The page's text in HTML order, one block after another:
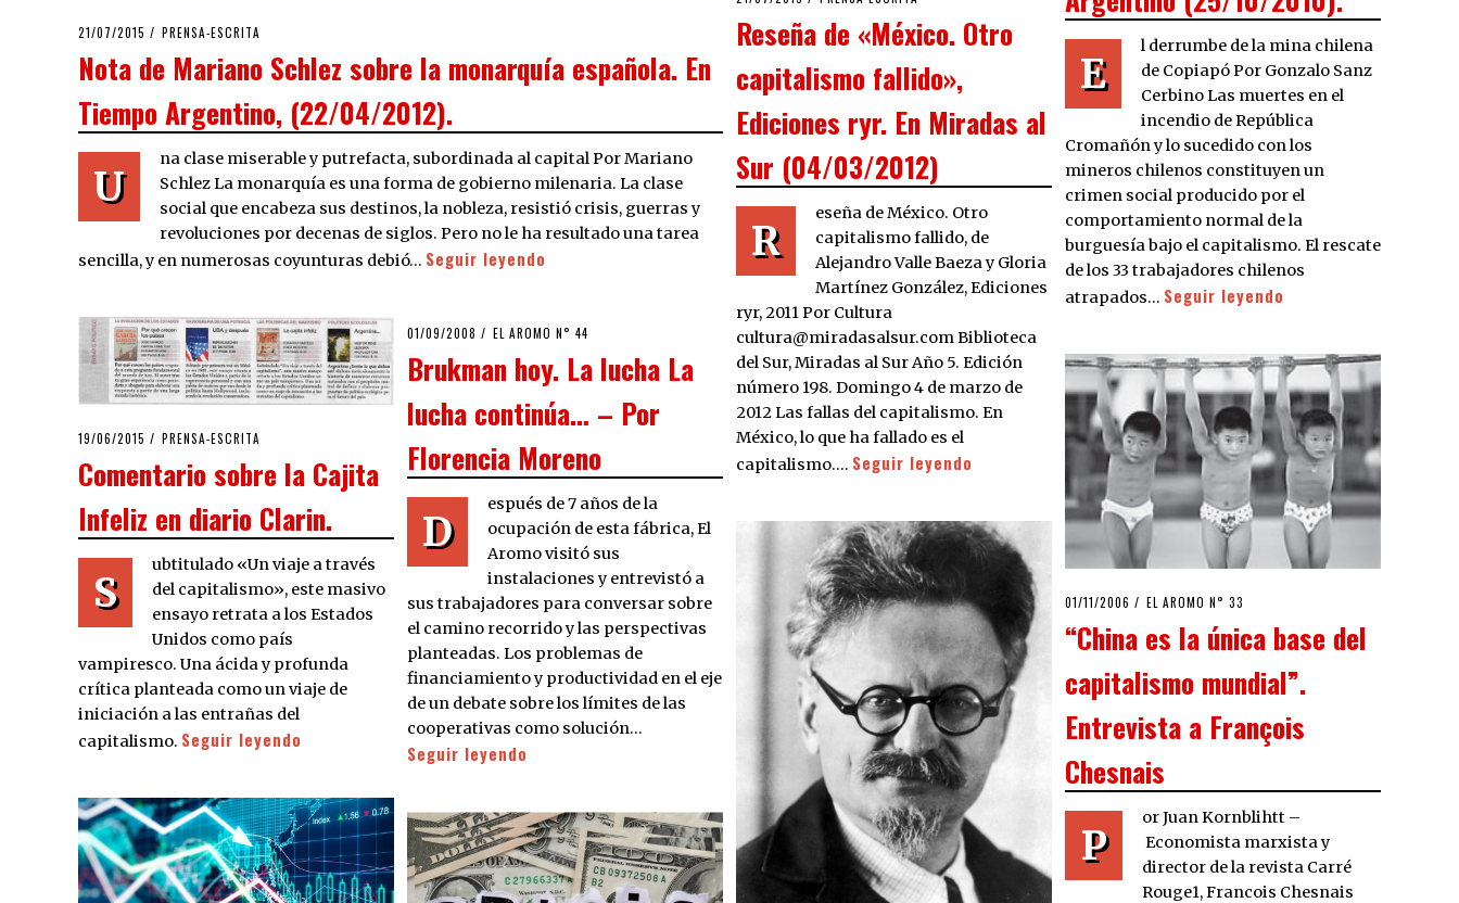
POSTED
21/07/2015 PRENSA-ESCRITA
Nota de Mariano Schlez sobre la monarquía española. En
Tiempo Argentino, (22/04/2012).
U
na clase miserable y putrefacta, subordinada al capital Por Mariano
Schlez La monarquía es una forma de gobierno milenaria. La clase
social que encabeza sus destinos, la nobleza, resistió crisis, guerras y
revoluciones por decenas de siglos. Pero no le ha resultado una tarea
sencilla, y en numerosas coyunturas debió… Seguir leyendo
Reseña de «México. Otro
capitalismo fallido»,
Ediciones ryr. En Miradas al
Sur (04/03/2012)
R
eseña de México. Otro
capitalismo fallido, de
Alejandro Valle Baeza y Gloria
Martínez González, Ediciones
ryr, 2011 Por Cultura
cultura@miradasalsur.com Biblioteca
del Sur, Miradas al Sur Año 5. Edición
número 198. Domingo 4 de marzo de
2012 Las fallas del capitalismo. En
México, lo que ha fallado es el
capitalismo.… Seguir leyendo
E
l derrumbe de la mina chilena
de Copiapó Por Gonzalo Sanz
Cerbino Las muertes en el
incendio de República
Cromañón y lo sucedido con los
mineros chilenos constituyen un
crimen social producido por el
comportamiento normal de la
burguesía bajo el capitalismo. El rescate
de los 33 trabajadores chilenos
atrapados… Seguir leyendo
POSTED
19/06/2015 PRENSA-ESCRITA
Comentario sobre la Cajita
Infeliz en diario Clarin.
S
ubtitulado «Un viaje a través
del capitalismo», este masivo
ensayo retrata a los Estados
Unidos como país
vampiresco. Una ácida y profunda
crítica planteada como un viaje de
iniciación a las entrañas del
capitalismo. Seguir leyendo
POSTED
01/09/2008 24/03/2020
EL AROMO N° 44
Brukman hoy. La lucha La
lucha continúa… – Por
Florencia Moreno
D
espués de 7 años de la
ocupación de esta fábrica, El
Aromo visitó sus
instalaciones y entrevistó a
sus trabajadores para conversar sobre
el camino recorrido y las perspectivas
planteadas. Los problemas de
financiamiento y productividad en el eje
de un debate sobre los límites de las
cooperativas como solución…
Seguir leyendo
POSTED
01/11/2006 23/03/2020
EL AROMO N° 33
“China es la única base del
capitalismo mundial”.
Entrevista a François
Chesnais
P
or Juan Kornblihtt –
Economista marxista y
director de la revista Carré
Rouge1, Francois Chesnais